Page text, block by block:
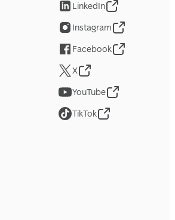
LinkedIn
Instagram
Facebook
X
YouTube
TikTok